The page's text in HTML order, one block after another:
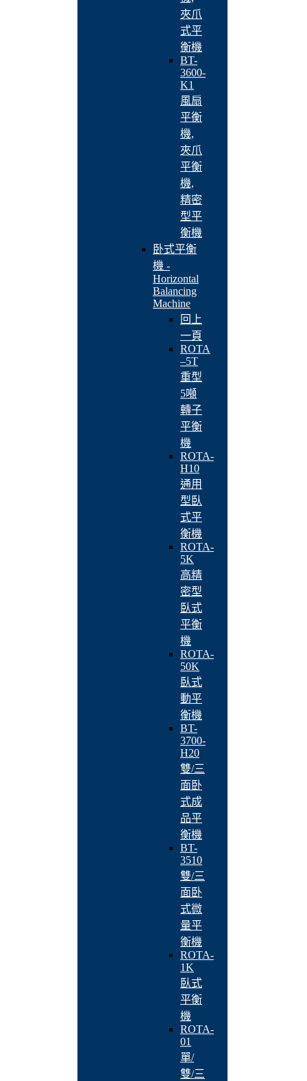
夾爪
式平
衡機
BT-
3600-
K1
風扇
平衡
機,
夾爪
平衡
機,
精密
型平
衡機
卧式平衡
機 -
Horizontal
Balancing
Machine
回上
一頁
ROTA
–5T
重型
5噸
轉子
平衡
機
ROTA-
H10
通用
型臥
式平
衡機
ROTA-
5K
高精
密型
臥式
平衡
機
ROTA-
50K
臥式
動平
衡機
BT-
3700-
H20
雙/三
面卧
式成
品平
衡機
BT-
3510
雙/三
面卧
式微
量平
衡機
ROTA-
1K
臥式
平衡
機
ROTA-
01
單/
雙/三